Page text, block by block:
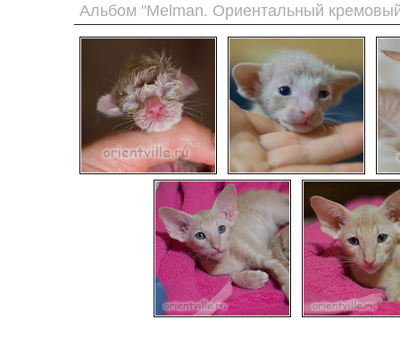
Альбом "Melman. Ориентальный